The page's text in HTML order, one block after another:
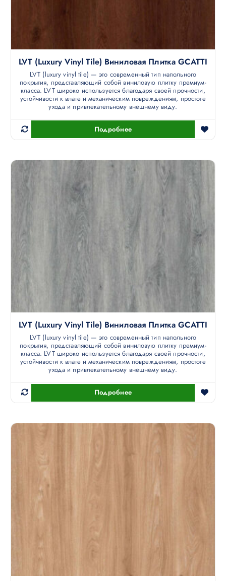
LVT (luxury Vinyl Tile) Виниловая Плитка GCATTI
LVT (luxury vinyl tile) — это современный тип напольного
покрытия, представляющий собой виниловую плитку премиум-
класса. LVT широко используется благодаря своей прочности,
устойчивости к влаге и механическим повреждениям, простоте
ухода и привлекательному внешнему виду.
Подробнее
LVT (luxury Vinyl Tile) Виниловая Плитка GCATTI
LVT (luxury vinyl tile) — это современный тип напольного
покрытия, представляющий собой виниловую плитку премиум-
класса. LVT широко используется благодаря своей прочности,
устойчивости к влаге и механическим повреждениям, простоте
ухода и привлекательному внешнему виду.
Подробнее